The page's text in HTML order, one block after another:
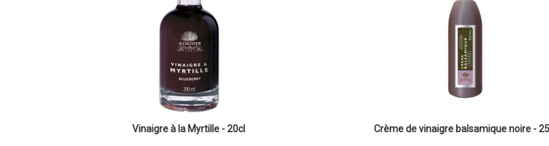
Vinaigre à la Myrtille - 20cl Crème de vinaigre balsamique noire -